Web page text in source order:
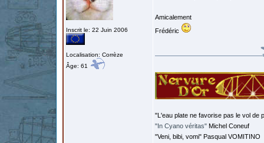
Inscrit le: 22 Juin 2006
Localisation: Corrèze
Âge: 61
Amicalement
Frédéric
"L'eau plate ne favorise pas le vol de
"In Cyano véritas" Michel Coneuf
"Veni, bibi, vomi" Pasqual VOMITINO